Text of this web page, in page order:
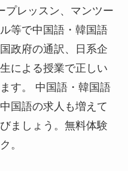
プレッスン、マンツー
等で中国語・韓国語
政府の通訳、日系企
による授業で正しい
す。 中国語・韓国語
国語の求人も増えて
ましょう。無料体験
。